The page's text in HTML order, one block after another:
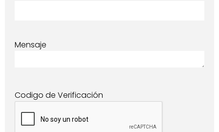
Mensaje
Codigo de Verificación